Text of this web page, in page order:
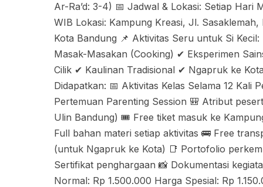
Ar-Ra’d: 3-4) 📅 Jadwal & Lokasi: Setiap Hari
WIB Lokasi: Kampung Kreasi, Jl.
Kota Bandung 📌 Aktivitas Seru untuk Si
Masak-Masakan (Cooking) ✔ Eksperimen
Cilik ✔ Kaulinan Tradisional ✔ Ngapruk ke
Didapatkan: 📅 Aktivitas Kelas Selama 12 Kali
Pertemuan Parenting Session 🎒 Atribut
Ulin Bandung) 🎟 Free tiket masuk ke
Full bahan materi setiap aktivitas 🚌 Free
(untuk Ngapruk ke Kota) 📑 Portofolio
Sertifikat penghargaan 📸 Dokumentasi
Normal: Rp 1.500.000 Harga Spesial: Rp